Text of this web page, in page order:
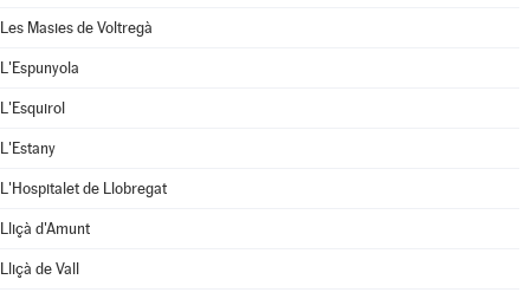
Les Masies de Voltregà
L'Espunyola
L'Esquirol
L'Estany
L'Hospitalet de Llobregat
Lliçà d'Amunt
Lliçà de Vall